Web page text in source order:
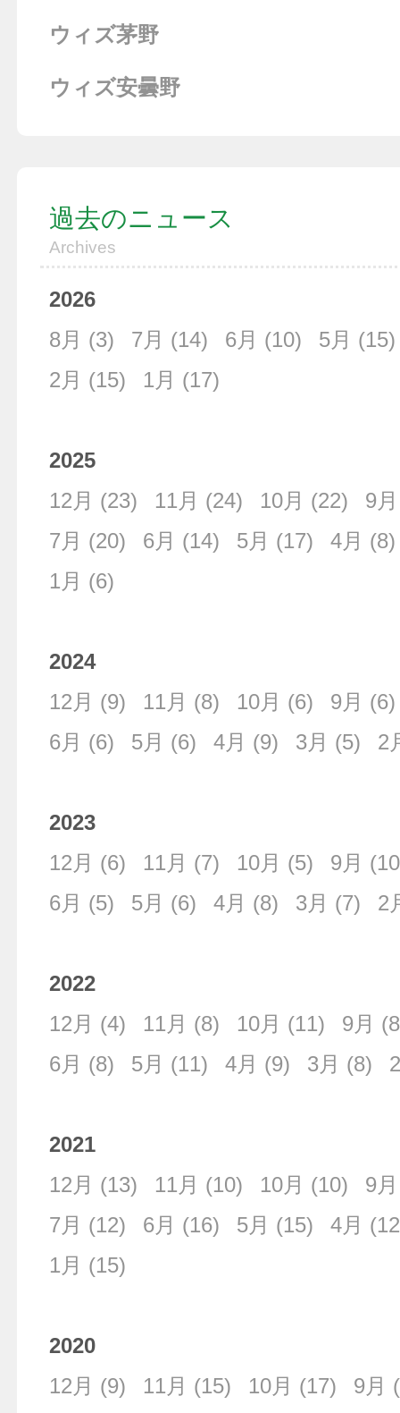
ウィズ茅野
ウィズ安曇野
過去のニュース
Archives
2026
8月 (3) 7月 (14) 6月 (10) 5月 (15)
2月 (15) 1月 (17)
2025
12月 (23) 11月 (24) 10月 (22) 9月
7月 (20) 6月 (14) 5月 (17) 4月 (8)
1月 (6)
2024
12月 (9) 11月 (8) 10月 (6) 9月 (6)
6月 (6) 5月 (6) 4月 (9) 3月 (5) 2
2023
12月 (6) 11月 (7) 10月 (5) 9月
6月 (5) 5月 (6) 4月 (8) 3月 (7) 2
2022
12月 (4) 11月 (8) 10月 (11) 9月
6月 (8) 5月 (11) 4月 (9) 3月 (8)
2021
12月 (13) 11月 (10) 10月 (10) 9月
7月 (12) 6月 (16) 5月 (15) 4月
1月 (15)
2020
12月 (9) 11月 (15) 10月 (17) 9月